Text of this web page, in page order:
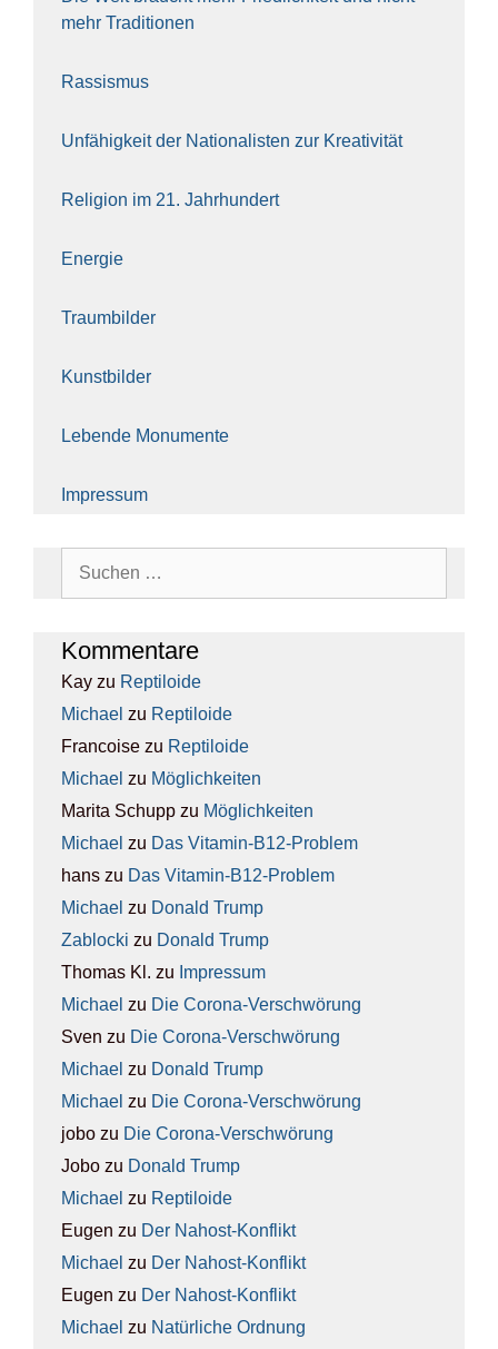
mehr Tra­di­tio­nen
Ras­sis­mus
Unfä­hig­keit der Natio­na­lis­ten zur Krea­ti­vi­tät
Reli­gi­on im 21. Jahr­hun­dert
Ener­gie
Traum­bil­der
Kunst­bil­der
Leben­de Monu­men­te
Impres­sum
Kom­men­ta­re
Kay zu Rep­ti­lo­ide
Michael zu Rep­ti­lo­ide
Francoise zu Rep­ti­lo­ide
Michael zu Mög­lich­kei­ten
Marita Schupp zu Mög­lich­kei­ten
Michael zu Das Vit­amin-B12-Pro­blem
hans zu Das Vit­amin-B12-Pro­blem
Michael zu Donald Trump
Zablocki zu Donald Trump
Thomas Kl. zu Impres­sum
Michael zu Die Coro­na-Ver­schwö­rung
Sven zu Die Coro­na-Ver­schwö­rung
Michael zu Donald Trump
Michael zu Die Coro­na-Ver­schwö­rung
jobo zu Die Coro­na-Ver­schwö­rung
Jobo zu Donald Trump
Michael zu Rep­ti­lo­ide
Eugen zu Der Nah­ost-Kon­flikt
Michael zu Der Nah­ost-Kon­flikt
Eugen zu Der Nah­ost-Kon­flikt
Michael zu Natür­li­che Ord­nung